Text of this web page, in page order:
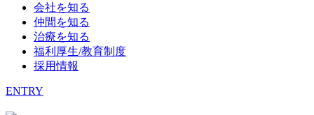
会社を知る
仲間を知る
治療を知る
福利厚生/教育制度
採用情報
ENTRY